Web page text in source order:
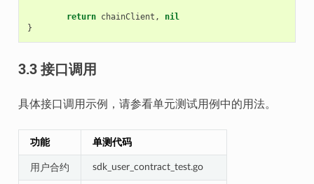
return chainClient ,
nil
}
3.3 接口调用
具体接口调用示例，请参看单元测试用例中的用法。
功能 单测代码
用户合约 sdk_user_contract_test.go